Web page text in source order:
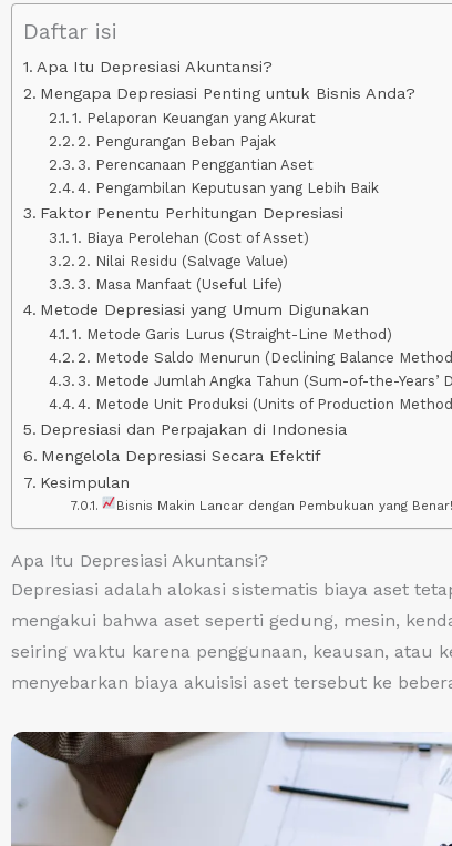
Daftar isi
Apa Itu Depresiasi Akuntansi?
Mengapa Depresiasi Penting untuk Bisnis Anda?
1. Pelaporan Keuangan yang Akurat
2. Pengurangan Beban Pajak
3. Perencanaan Penggantian Aset
4. Pengambilan Keputusan yang Lebih Baik
Faktor Penentu Perhitungan Depresiasi
1. Biaya Perolehan (Cost of Asset)
2. Nilai Residu (Salvage Value)
3. Masa Manfaat (Useful Life)
Metode Depresiasi yang Umum Digunakan
1. Metode Garis Lurus (Straight-Line Method)
2. Metode Saldo Menurun (Declining Balance
3. Metode Jumlah Angka Tahun (Sum-of-the-Years’
4. Metode Unit Produksi (Units of Production
Depresiasi dan Perpajakan di Indonesia
Mengelola Depresiasi Secara Efektif
Kesimpulan
Bisnis Makin Lancar dengan Pembukuan yang Benar!
Apa Itu Depresiasi Akuntansi?
Depresiasi adalah alokasi sistematis biaya aset
mengakui bahwa aset seperti gedung, mesin,
seiring waktu karena penggunaan, keausan, atau
menyebarkan biaya akuisisi aset tersebut ke